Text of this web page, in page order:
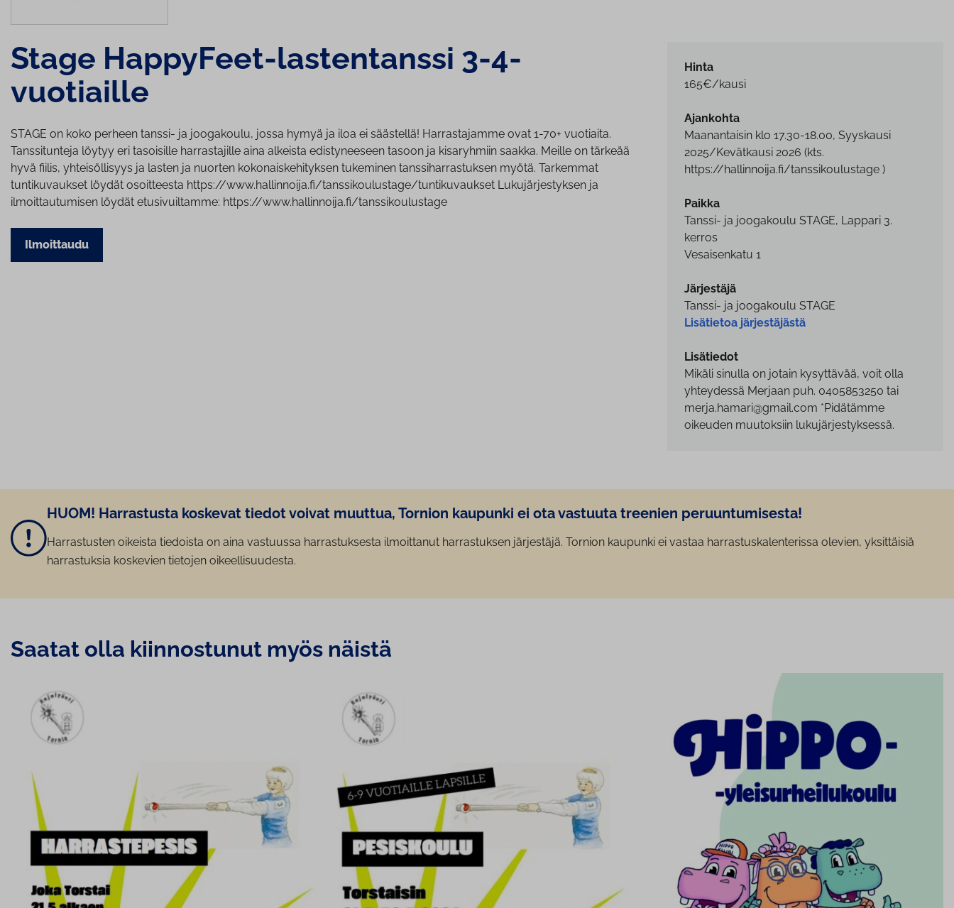
Stage HappyFeet-lastentanssi 3-4-
vuotiaille
STAGE on koko perheen tanssi- ja joogakoulu, jossa hymyä ja iloa ei säästellä! Harrastajamme ovat 1-70+ vuotiaita.
Tanssitunteja löytyy eri tasoisille harrastajille aina alkeista edistyneeseen tasoon ja kisaryhmiin saakka. Meille on tärkeää
hyvä fiilis, yhteisöllisyys ja lasten ja nuorten kokonaiskehityksen tukeminen tanssiharrastuksen myötä. Tarkemmat
tuntikuvaukset löydät osoitteesta https://www.hallinnoija.fi/tanssikoulustage/tuntikuvaukset Lukujärjestyksen ja
ilmoittautumisen löydät etusivuiltamme: https://www.hallinnoija.fi/tanssikoulustage
Ilmoittaudu
Hinta
165€/kausi
Ajankohta
Maanantaisin klo 17.30-18.00, Syyskausi
2025/Kevätkausi 2026 (kts.
https://hallinnoija.fi/tanssikoulustage )
Paikka
Tanssi- ja joogakoulu STAGE, Lappari 3.
kerros
Vesaisenkatu 1
Järjestäjä
Tanssi- ja joogakoulu STAGE
Lisätietoa järjestäjästä
Lisätiedot
Mikäli sinulla on jotain kysyttävää, voit olla
yhteydessä Merjaan puh. 0405853250 tai
merja.hamari@gmail.com *Pidätämme
oikeuden muutoksiin lukujärjestyksessä.
HUOM! Harrastusta koskevat tiedot voivat muuttua, Tornion kaupunki ei ota vastuuta treenien pe­ruun­tu­mi­ses­ta!
Harrastusten oikeista tiedoista on aina vastuussa harrastuksesta ilmoittanut harrastuksen järjestäjä. Tornion kaupunki ei vastaa harrastuskalenterissa olevien, yksittäisiä
harrastuksia koskevien tietojen oikeellisuudesta.
Saatat olla kiin­nos­tu­nut myös näistä